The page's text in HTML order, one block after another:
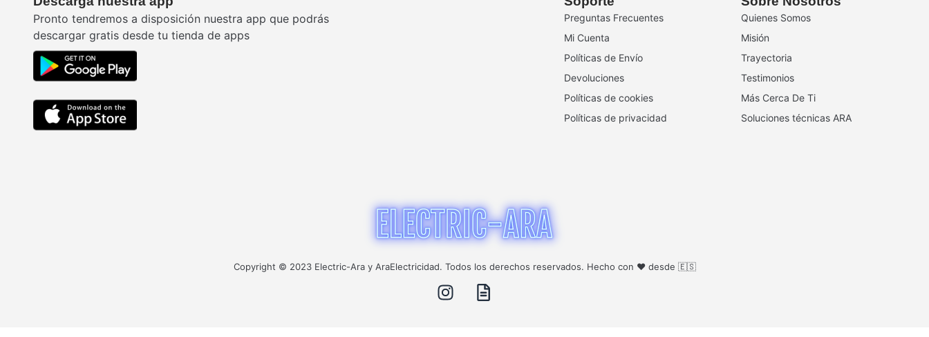
Pronto tendremos a disposición nuestra app que podrás
descargar gratis desde tu tienda de apps
Preguntas Frecuentes
Mi Cuenta
Políticas de Envío
Devoluciones
Políticas de cookies
Políticas de privacidad
Quienes Somos
Misión
Trayectoria
Testimonios
Más Cerca De Ti
Soluciones técnicas ARA
Copyright © 2023 Electric-Ara y AraElectricidad. Todos los derechos reservados. Hecho con ❤️ desde 🇪🇸